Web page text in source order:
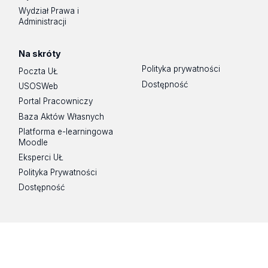
5.12.2006 r. pt. „Tworzenie i wykładania prawa
podatkowego w Polsce”
6.12.2005 r. pt. „Tworzenie i wykładania prawa
podatkowego w Polsce”
VII Ogólnopolska Studencka Konferencja Naukowa –
7.12.2004 r. pt. „ Tworzenie i wykładnia prawa
podatkowego w Polsce”
VI Ogólnopolska Studencka Konferencja Naukowa –
9.12.2003 r. pt. „Tworzenie i wykładania prawa
podatkowego w Polsce”
V Ogólnopolska Studencka Konferencja Naukowa –
10.12.2002 r. pt. „Podatki – prawo podatkowe –
Wydział Prawa i
Administracji
Na skróty
Poczta UŁ
USOSWeb
Portal Pracowniczy
Baza Aktów Własnych
Platforma e-learningowa
Moodle
Eksperci UŁ
Polityka Prywatności
Dostępność
Polityka prywatności
Dostępność